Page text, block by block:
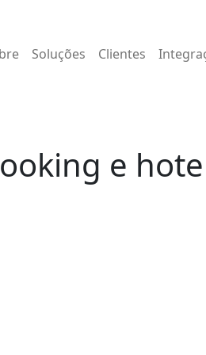
Soluções Clientes
e